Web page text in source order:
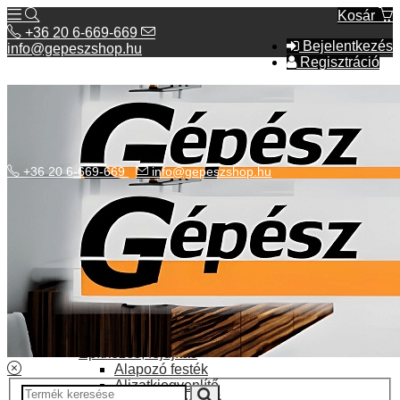
Kosár
Bejelentkezés
Regisztráció
+36 20 6-669-669
info@gepeszshop.hu
Kategóriák menü
Bolhapiac
Elektromos fűtés
Építkezés, fejújítás
Alapozó festék
Aljzatkiegyenlítő
+36 20 6-669-669 info@gepeszshop.hu